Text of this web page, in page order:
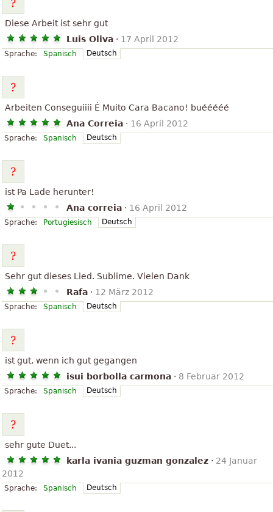
Diese Arbeit ist sehr gut
Luis Oliva · 17 April 2012
Sprache: Spanisch Deutsch
Arbeiten Conseguiiii É Muito Cara Bacano! buééééé
Ana Correia · 16 April 2012
Sprache: Spanisch Deutsch
ist Pa Lade herunter!
Ana correia · 16 April 2012
Sprache: Portugiesisch Deutsch
Sehr gut dieses Lied. Sublime. Vielen Dank
Rafa · 12 März 2012
Sprache: Spanisch Deutsch
ist gut, wenn ich gut gegangen
isui borbolla carmona · 8 Februar 2012
Sprache: Spanisch Deutsch
sehr gute Duet...
karla ivania guzman gonzalez · 24 Januar
2012
Sprache: Spanisch Deutsch